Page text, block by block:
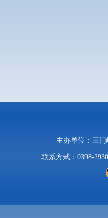
主办单位：三
联系方式：0398-